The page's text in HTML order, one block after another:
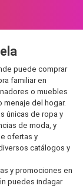
puede comprar
familiar en
o muebles
menaje del hogar.
únicas de ropa y
de moda, y
ofertas y
catálogos y
y promociones en
puedes indagar